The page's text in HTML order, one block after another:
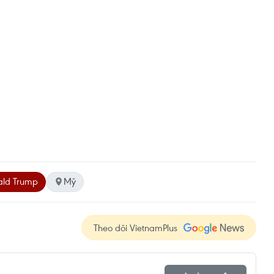
Trump Mỹ
Theo dõi VietnamPlus